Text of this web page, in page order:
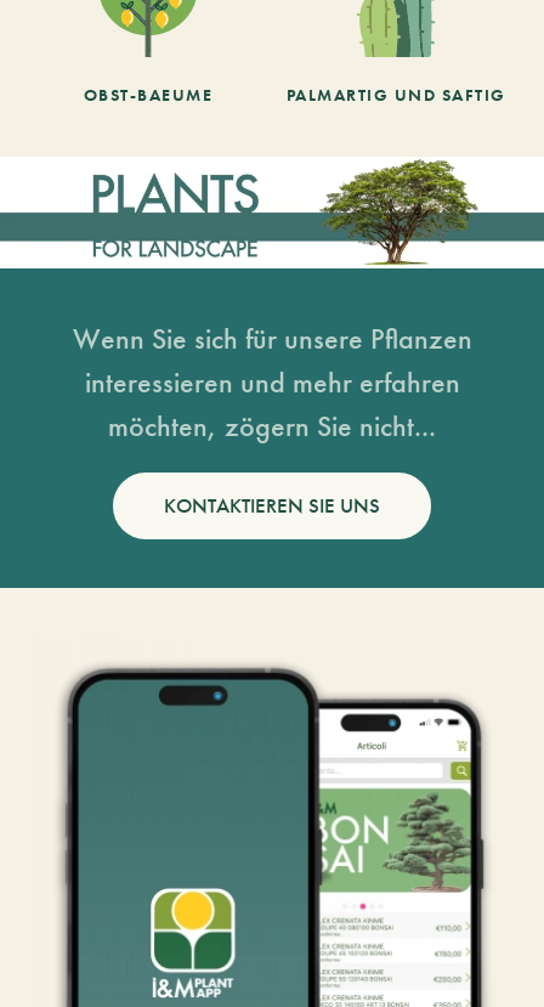
OBST-BAEUME PALMARTIG UND SAFTIG
Wenn Sie sich für unsere Pflanzen
interessieren und mehr erfahren
möchten, zögern Sie nicht...
KONTAKTIEREN SIE UNS